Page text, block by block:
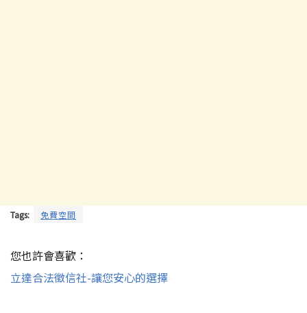
Tags: 免費空間
您也許會喜歡：
立達合法徵信社-讓您安心的選擇